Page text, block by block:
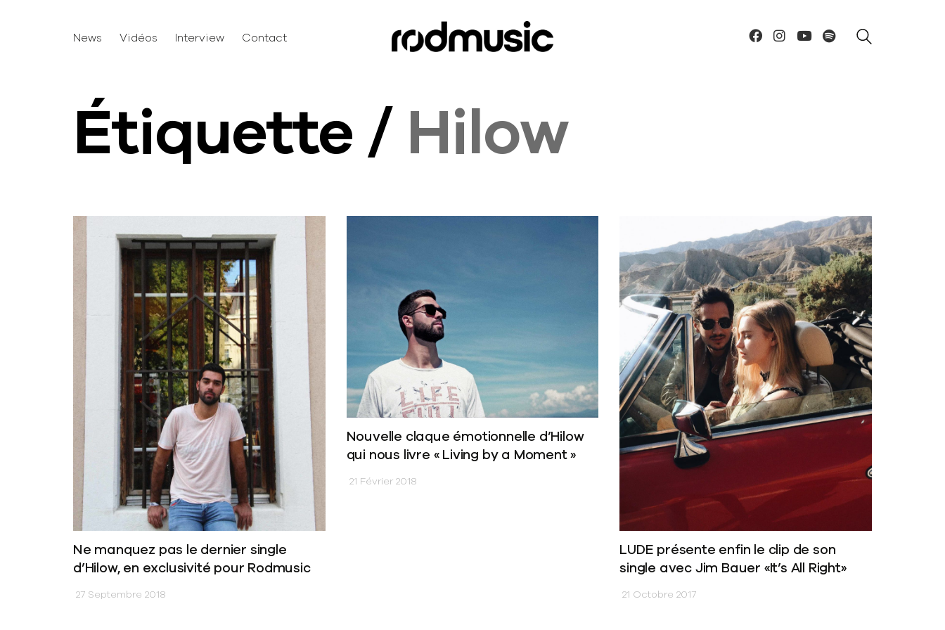
News Vidéos Interview Contact
Étiquette / Hilow
Ne manquez pas le dernier single
d’Hilow, en exclusivité pour Rodmusic
27 Septembre 2018
Nouvelle claque émotionnelle d’Hilow
qui nous livre « Living by a Moment »
21 Février 2018
LUDE présente enfin le clip de son
single avec Jim Bauer «It’s All Right»
21 Octobre 2017